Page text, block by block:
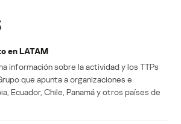
en LATAM
información sobre la actividad y los TTPs
que apunta a organizaciones e
Ecuador, Chile, Panamá y otros países de